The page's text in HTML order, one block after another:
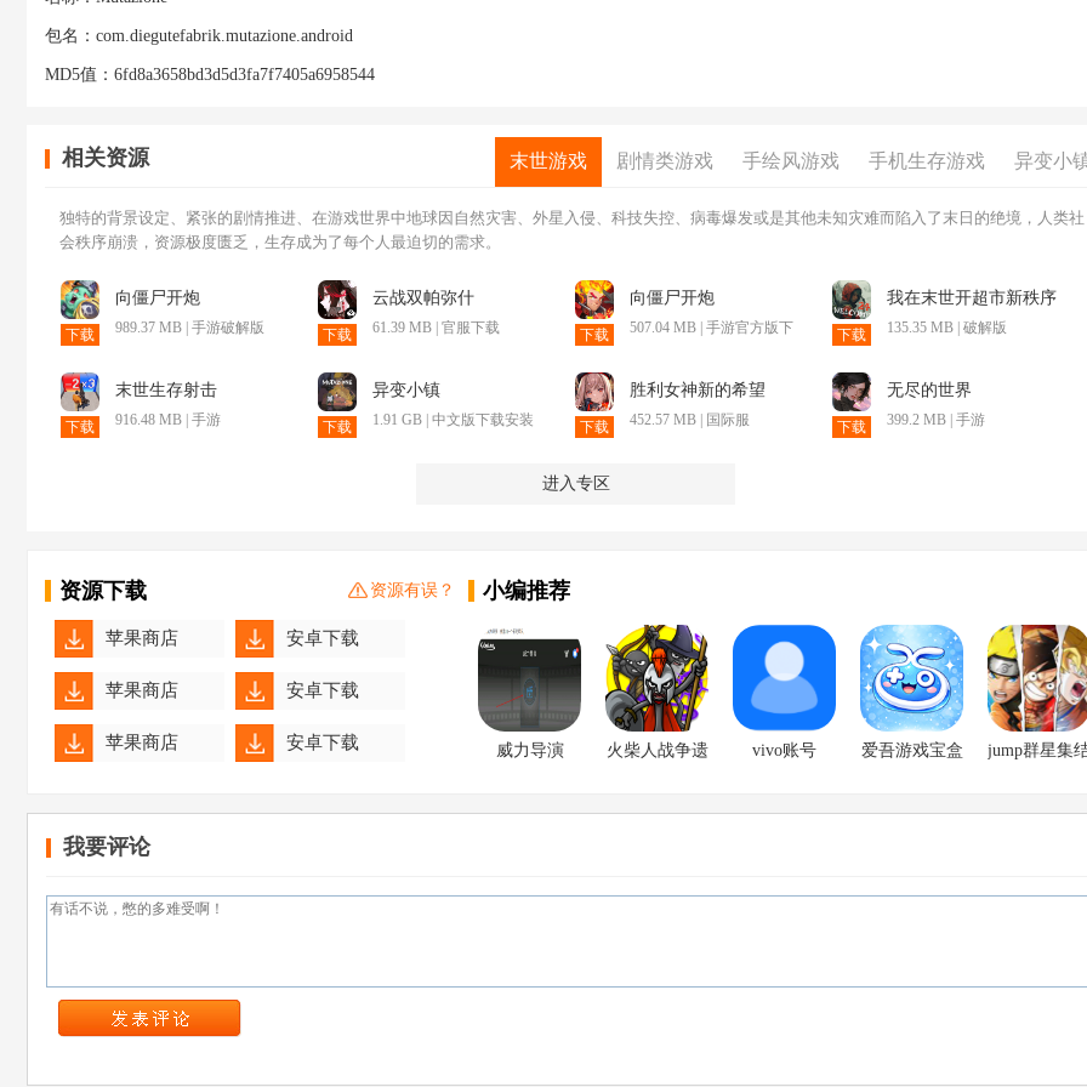
包名： com.diegutefabrik.mutazione.android
MD5值： 6fd8a3658bd3d5d3fa7f7405a6958544
相关资源 末世游戏 剧情类游戏 手绘风游戏 手机生存游戏 异变小
独特的背景设定、紧张的剧情推进、在游戏世界中地球因自然灾害、外星入侵、科技失控、病毒爆发或是其他未知灾难而陷入了末日的绝境，人类社
会秩序崩溃，资源极度匮乏，生存成为了每个人最迫切的需求。
下载
向僵尸开炮
989.37 MB | 手游破解版 下载
云战双帕弥什
61.39 MB | 官服下载 下载
向僵尸开炮
507.04 MB | 手游官方版下
下载
我在末世开超市新秩序
135.35 MB | 破解版
下载
末世生存射击
916.48 MB | 手游 下载
异变小镇
1.91 GB | 中文版下载安装 下载
胜利女神新的希望
452.57 MB | 国际服 下载
无尽的世界
399.2 MB | 手游
进入专区
资源下载 资源有误？
苹果商店 安卓下载
苹果商店 安卓下载
苹果商店 安卓下载
苹果商店
苹果商店 安卓下载
苹果商店
小编推荐
威力导演
火柴人战争遗
vivo账号 爱吾游戏宝盒 jump群星集
我要评论